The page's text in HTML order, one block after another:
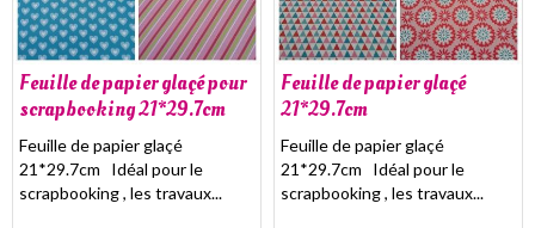
Feuille de papier glaçé pour
scrapbooking 21*29.7cm
Feuille de papier glaçé
21*29.7cm Idéal pour le
scrapbooking , les travaux...
Feuille de papier glaçé
21*29.7cm
Feuille de papier glaçé
21*29.7cm Idéal pour le
scrapbooking , les travaux...